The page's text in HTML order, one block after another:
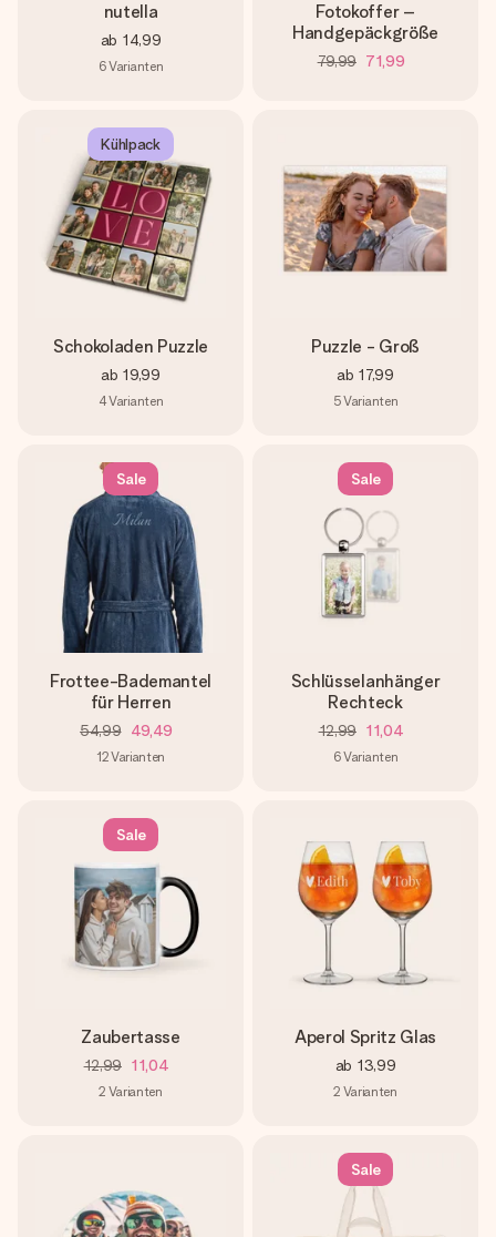
nutella
ab 14,99
6Varianten
Fotokoffer –
Handgepäckgröße
79,99 71,99
Kühlpack
Schokoladen Puzzle
ab 19,99
4Varianten
Puzzle - Groß
ab 17,99
5Varianten
Sale
Frottee-Bademantel
für Herren
54,99 49,49
12Varianten
Sale
Schlüsselanhänger
Rechteck
12,99 11,04
6Varianten
Sale
Zaubertasse
12,99 11,04
2 Varianten
Aperol Spritz Glas
ab 13,99
2 Varianten
Sale